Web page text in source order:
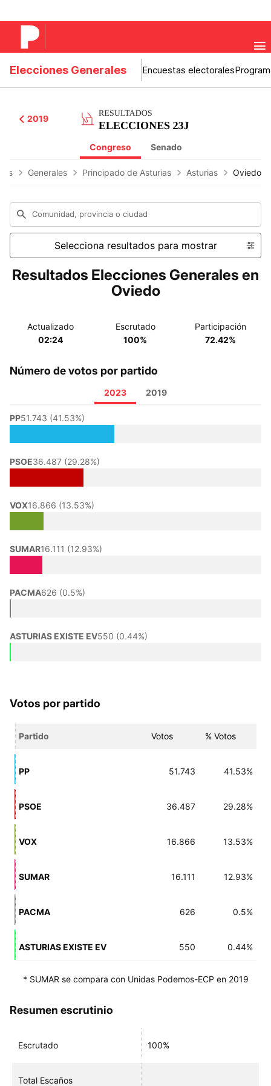
Elecciones Generales Encuestas electorales
2019
Congreso Senado
Generales Principado de Asturias Asturias Oviedo
Comunidad, provincia o ciudad
Selecciona resultados para mostrar
Resultados Elecciones Generales en
Oviedo
Actualizado
02:24
Escrutado
100%
Participación
72.42%
Número de votos por partido
2023 2019
PP51.743 (41.53%)
PSOE36.487 (29.28%)
VOX16.866 (13.53%)
SUMAR16.111 (12.93%)
PACMA626 (0.5%)
ASTURIAS EXISTE EV550 (0.44%)
Votos por partido
Partido Votos % Votos
PP 51.743 41.53%
PSOE 36.487 29.28%
VOX 16.866 13.53%
SUMAR 16.111 12.93%
PACMA 626 0.5%
ASTURIAS EXISTE EV 550 0.44%
* SUMAR se compara con Unidas Podemos-ECP en 2019
Resumen escrutinio
Escrutado 100%
Total Escaños